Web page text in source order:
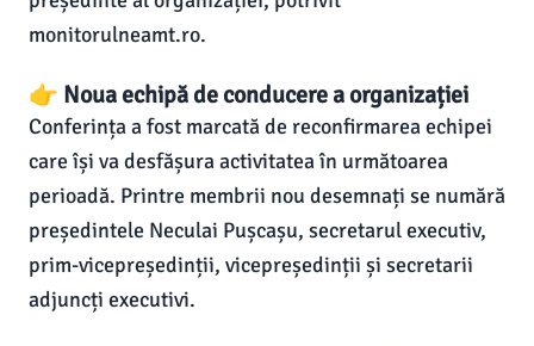
monitorulneamt.ro.
👉 Noua echipă de conducere a organizației
Conferința a fost marcată de reconfirmarea echipei
care își va desfășura activitatea în următoarea
perioadă. Printre membrii nou desemnați se numără
președintele Neculai Pușcașu, secretarul executiv,
prim-vicepreședinții, vicepreședinții și secretarii
adjuncți executivi.